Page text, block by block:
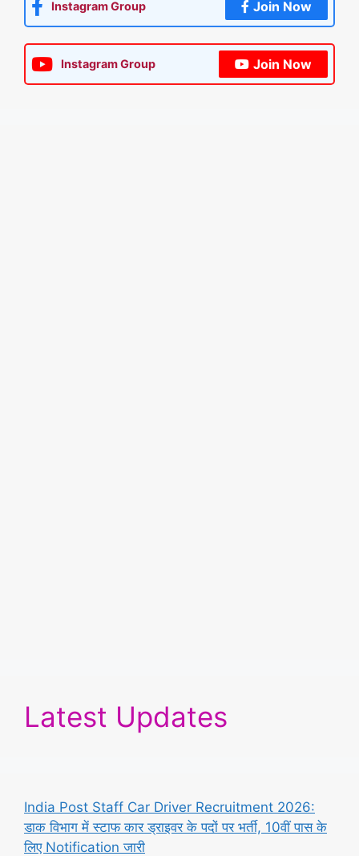
Instagram Group Join Now
Instagram Group Join Now
Latest Updates
India Post Staff Car Driver Recruitment 2026:
डाक विभाग में स्टाफ कार ड्राइवर के पदों पर भर्ती, 10वीं पास के
लिए Notification जारी